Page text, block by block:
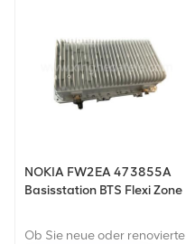
bieten wir zum
bestmöglichen Preis an.
NOKIA FW2EA 473855A
Basisstation BTS Flexi Zone
Ob Sie neue oder renovierte